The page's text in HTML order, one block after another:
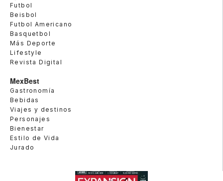
Futbol
Beisbol
Futbol Americano
Basquetbol
Más Deporte
Lifestyle
Revista Digital
MexBest
Gastronomía
Bebidas
Viajes y destinos
Personajes
Bienestar
Estilo de Vida
Jurado